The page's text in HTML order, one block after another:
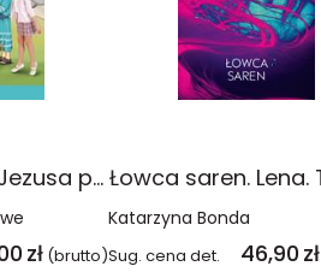
Religia Poznaję Jezusa podręcznik dla klasy 3 szkoły podstawowej
zł (brutto)
Łowca saren. Lena.
Katarzyna Bonda
Sug. cena det. 46,90 zł